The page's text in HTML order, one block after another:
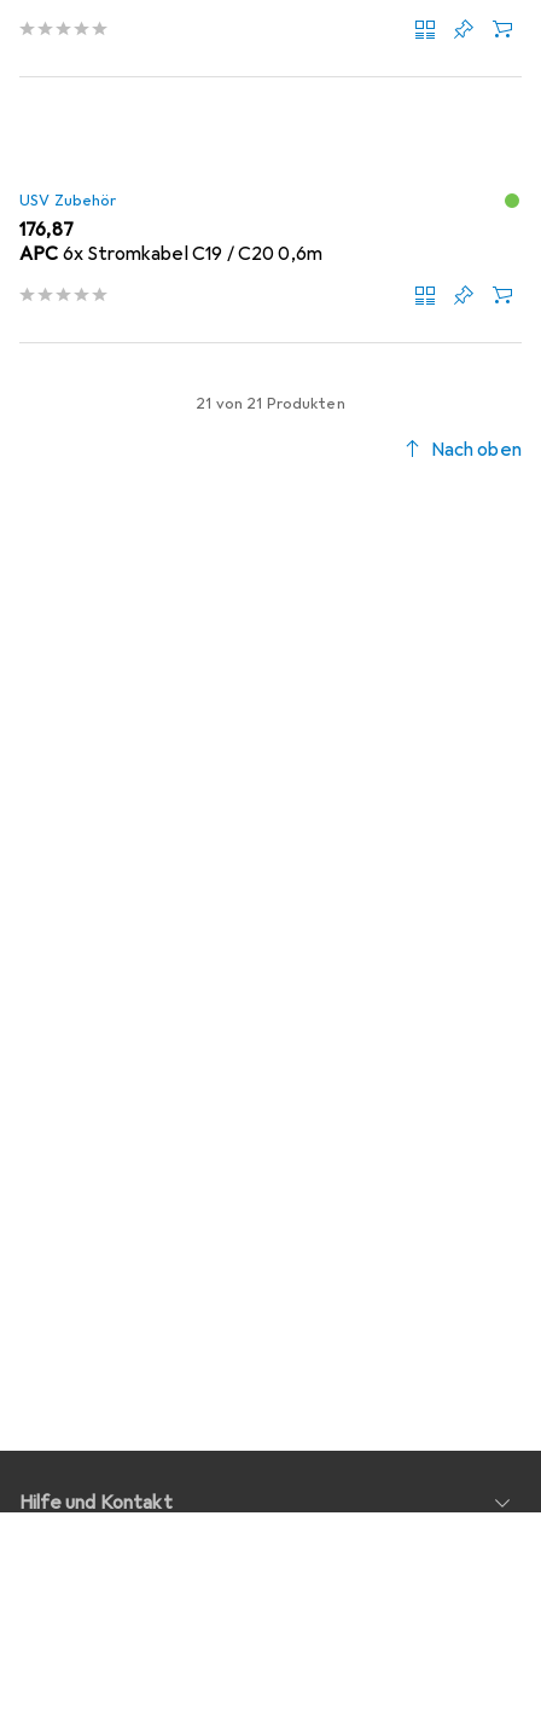
USV Zubehör
EUR
176,87
APC 6x Stromkabel C19 / C20 0,6m
21 von 21 Produkten
Nach oben
Hilfe und Kontakt